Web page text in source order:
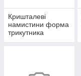
Кришталеві
намистини форма
трикутника